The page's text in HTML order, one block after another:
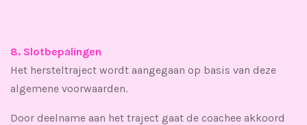
8. Slotbepalingen
Het hersteltraject wordt aangegaan op basis van deze
algemene voorwaarden.
Door deelname aan het traject gaat de coachee akkoord